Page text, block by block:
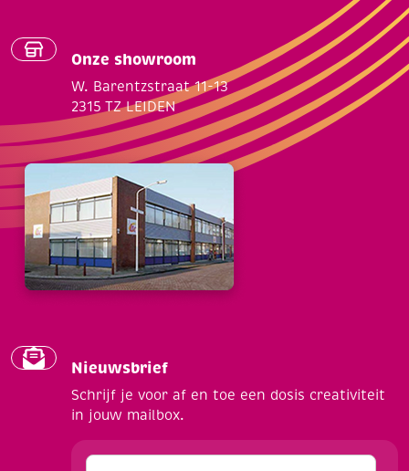
Onze showroom
W. Barentzstraat 11-13
2315 TZ LEIDEN
Nieuwsbrief
Schrijf je voor af en toe een dosis creativiteit
in jouw mailbox.